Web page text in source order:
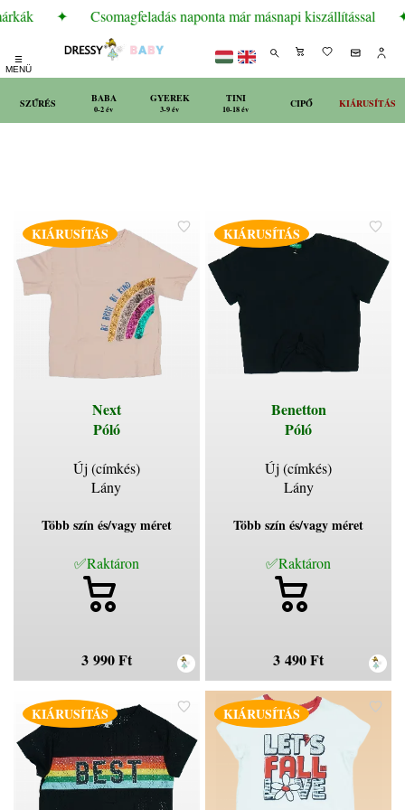
✦ Csomagfeladás naponta már másnapi kiszállítással ✦
☰
MENÜ
SZŰRÉS BABA
0-2 év
GYEREK
3-9 év
TINI
10-18 év CIPŐ KIÁRUSÍTÁS
KIÁRUSÍTÁS
Next
Póló
Új (címkés)
Lány
Több szín és/vagy méret
✅Raktáron
3 990 Ft
KIÁRUSÍTÁS
Benetton
Póló
Új (címkés)
Lány
Több szín és/vagy méret
✅Raktáron
3 490 Ft
KIÁRUSÍTÁS KIÁRUSÍTÁS